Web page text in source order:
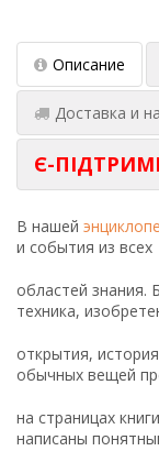
Описание
Доставка и
Є-
В нашей
и события из всех
областей знания.
техника,
открытия,
обычных вещей
на страницах
написаны